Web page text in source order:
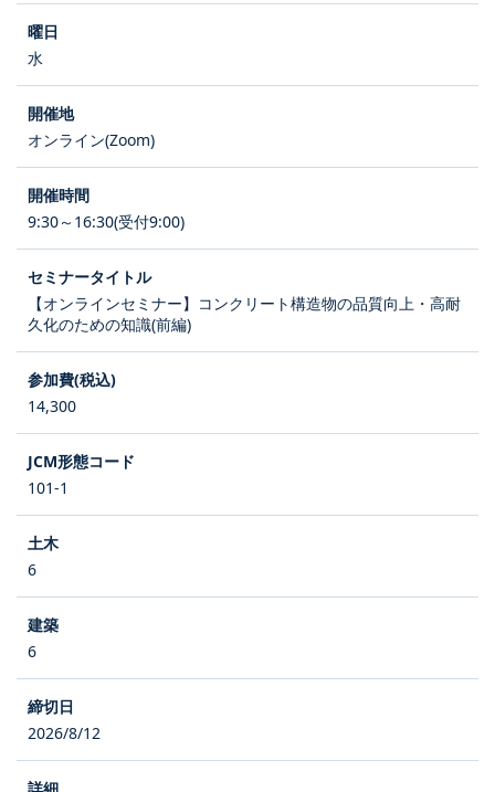
水
オンライン(Zoom)
9:30～16:30(受付9:00)
【オンラインセミナー】コンクリート構造物の品質向上・高耐
久化のための知識(前編)
14,300
101-1
6
6
2026/8/12